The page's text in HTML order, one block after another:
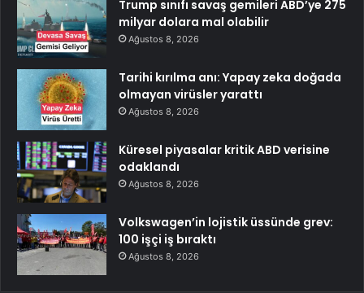
Trump sınıfı savaş gemileri ABD’ye 275
milyar dolara mal olabilir
Ağustos 8, 2026
Tarihi kırılma anı: Yapay zeka doğada
olmayan virüsler yarattı
Ağustos 8, 2026
Küresel piyasalar kritik ABD verisine
odaklandı
Ağustos 8, 2026
Volkswagen’in lojistik üssünde grev:
100 işçi iş bıraktı
Ağustos 8, 2026